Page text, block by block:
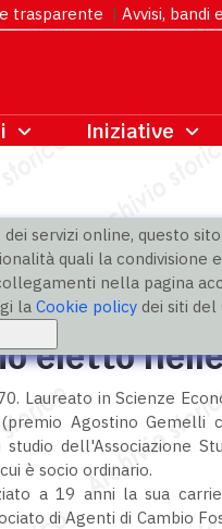
servizi online, questo
quali la condivisione
nella pagina
la Cookie policydei siti del
trasparente | Avvisi, bandi
eletto
Laureato in Scienze
Agostino
dell'Associazione
è socio ordinario.
a 19 anni la sua
di Agenti di Cambio